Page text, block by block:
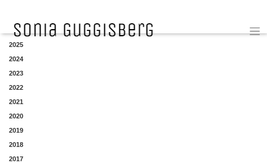
YEAR
2025
2024
2023
2022
2021
2020
2019
2018
2017